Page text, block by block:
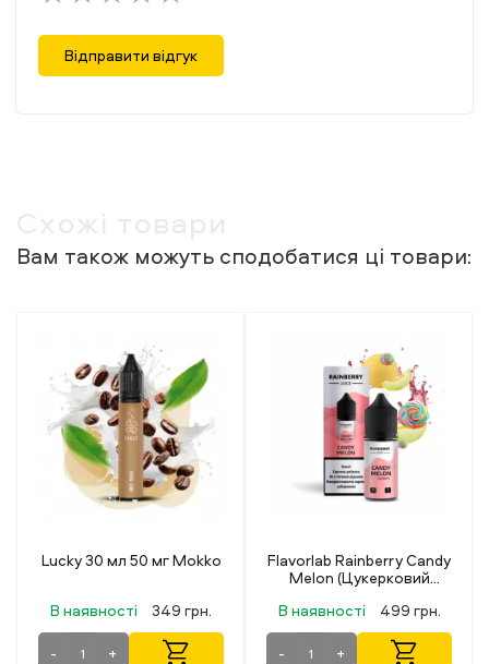
Відправити відгук
Вам також можуть сподобатися ці товари:
Flavorlab Rainberry Candy
В наявності 499 грн.
+
Octobar X Blueberry
Menthol (Чорниця
В наявності 219 грн.
+